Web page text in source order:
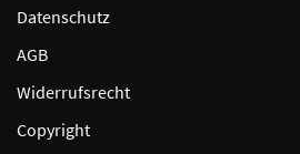
Datenschutz
AGB
Widerrufsrecht
Copyright